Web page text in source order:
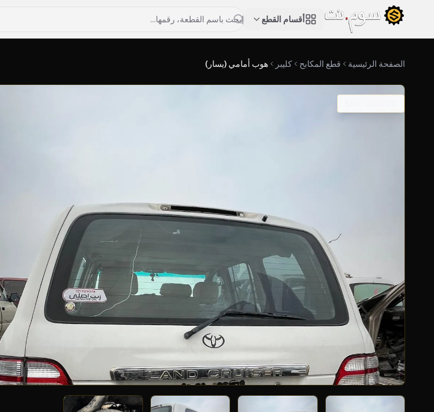
أقسام القطع
الصفحة الرئيسية قطع المكابح كليبر هوب أمامي (يسار)